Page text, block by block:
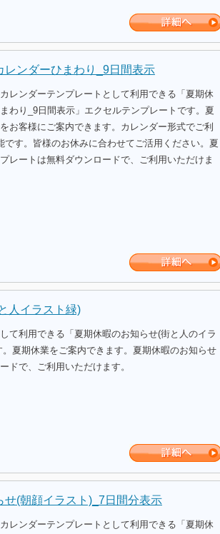
レンダーひまわり_9日間表示
レンダーテンプレートとして利用できる「夏期休
わり_9日間表示」エクセルテンプレートです。夏
お客様にご案内できます。カレンダー形式でご利
です。皆様のお休みに合わせてご活用ください。夏
レートは無料ダウンロードで、ご利用いただけま
人イラスト緑)
て利用できる「夏期休暇のお知らせ(街と人のイラ
夏期休業をご案内できます。夏期休暇のお知らせ
ドで、ご利用いただけます。
せ(朝顔イラスト)_7日間分表示
レンダーテンプレートとして利用できる「夏期休